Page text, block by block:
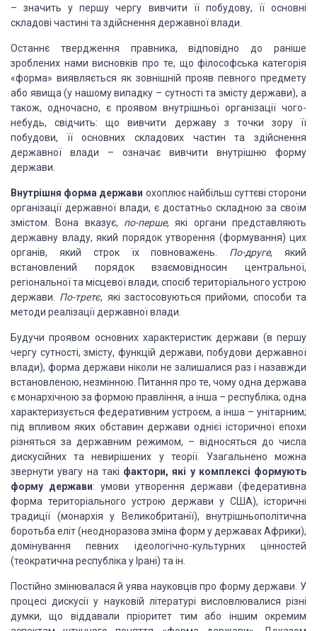
– значить у першу чергу вивчити їїпобудову, її основні
складові частині та здійснення державної влади.
Останнє твердження правника, відповідно до раніше
зроблених нами висновків про те, що філософська категорія
«форма» виявляється як зовнішній прояв певного предмету
або явища (у нашому випадку – сутності та змісту держави), а
також, одночасно, є проявом внутрішньої організації чого-
небудь, свідчить: що вивчити державу з точки зору її
побудови, її основних складових частин та здійснення
державної влади – означає вивчити внутрішню форму
держави.
Внутрішня форма держави охоплює найбільш суттєві сторони
організації державної влади, є достатньо складною за своїм
змістом.
Вона вказує, по-перше, які органи представляють
державну владу, який порядок утворення (формування) цих
органів, який строк їх повноважень. По-друге, який
встановлений порядок взаємовідносин центральної,
регіональної та місцевоївлади, спосіб територіального устрою
держави. По-третє, які застосовуються прийоми, способи та
методи реалізації державної влади.
Будучи проявом основних характеристик держави (в першу
чергу сутності, змісту, функцій держави, побудови державної
влади), форма держави ніколи не залишалися раз і назавжди
встановленою, незмінною. Питання про те, чому одна держава
є монархічною за формою правління, а інша – республіка; одна
характеризується федеративним устроєм, а інша – унітарним;
під впливом яких обставин держави однієї історичної епохи
різняться за державним режимом, – відносяться до числа
дискусійних та невирішених у теорії. Узагальнено можна
звернути увагу на такі фактори, які укомплексі формують
форму держави: умови утворення держави (федеративна
форма територіального устрою держави у США), історичні
традиції (монархія у Великобританії), внутрішньополітична
боротьба еліт (неодноразова зміна форм у державах Африки),
домінування певних ідеологічно-культурних цінностей
(теократична республіка у Ірані) та ін.
Постійно змінювалася й уява науковців про формудержави. У
процесі дискусії у науковій літературі висловлювалися різні
думки, що віддавали пріоритет тим або іншим окремим